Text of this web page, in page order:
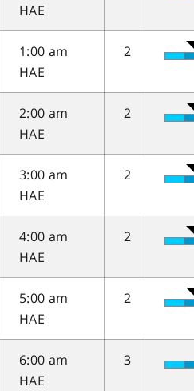
HAE
1:00 am
HAE
2
2:00 am
HAE
2
3:00 am
HAE
2
4:00 am
HAE
2
5:00 am
HAE
2
6:00 am
HAE
3